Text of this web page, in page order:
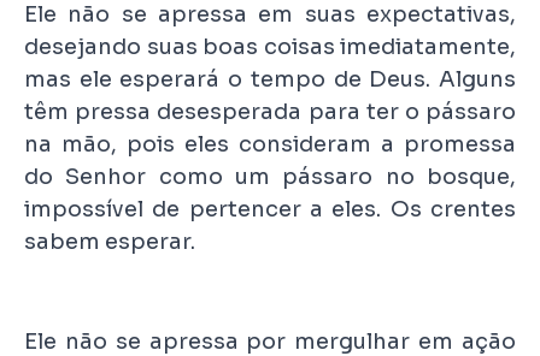
Ele não se apressa em suas expectativas,
desejando suas boas coisas imediatamente,
mas ele esperará o tempo de Deus. Alguns
têm pressa desesperada para ter o pássaro
na mão, pois eles consideram a promessa
do Senhor como um pássaro no bosque,
impossível de pertencer a eles. Os crentes
sabem esperar.
Ele não se apressa por mergulhar em ação